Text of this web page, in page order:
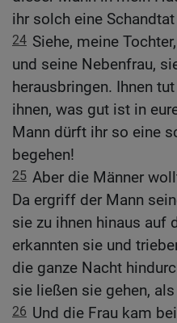
ihr solch eine
24 Siehe, meine
und seine Nebenfrau,
herausbringen. Ihnen
ihnen, was gut ist in
Mann dürft ihr so eine
begehen!
25 Aber die Männer
Da ergriff der Mann
sie zu ihnen hinaus auf
erkannten sie und
die ganze Nacht
sie ließen sie gehen,
26 Und die Frau kam